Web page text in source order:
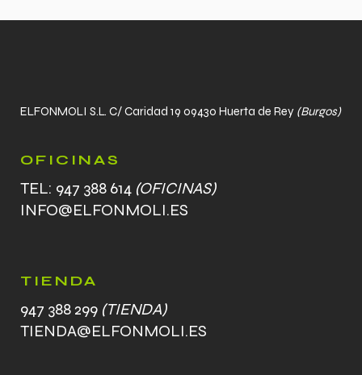
ELFONMOLI S.L. C/ Caridad 19 09430 Huerta de Rey (Burgos)
OFICINAS
TEL: 947 388 614 (OFICINAS)
INFO@ELFONMOLI.ES
TIENDA
947 388 299 (TIENDA)
TIENDA@ELFONMOLI.ES